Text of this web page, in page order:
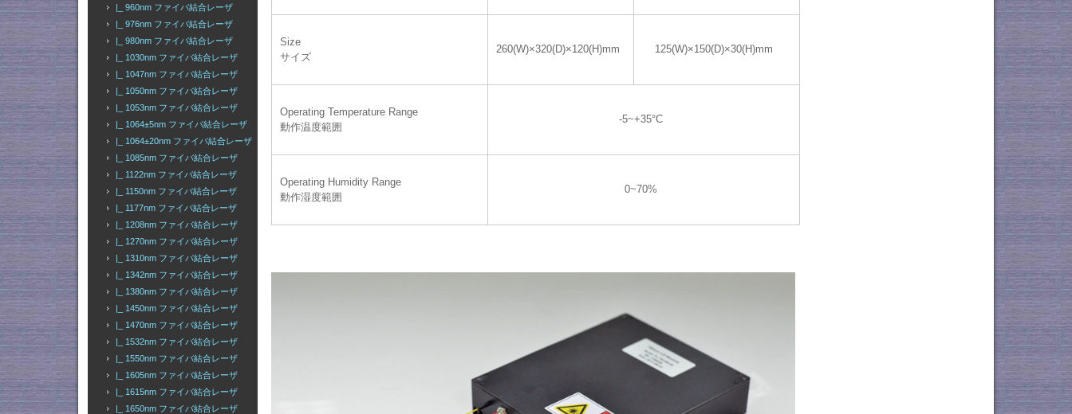
|_ 960nm ファイバ結合レーザ
|_ 976nm ファイバ結合レーザ
|_ 980nm ファイバ結合レーザ
|_ 1030nm ファイバ結合レーザ
|_ 1047nm ファイバ結合レーザ
|_ 1050nm ファイバ結合レーザ
|_ 1053nm ファイバ結合レーザ
|_ 1064±5nm ファイバ結合レーザ
|_ 1064±20nm ファイバ結合レーザ
|_ 1085nm ファイバ結合レーザ
|_ 1122nm ファイバ結合レーザ
|_ 1150nm ファイバ結合レーザ
|_ 1177nm ファイバ結合レーザ
|_ 1208nm ファイバ結合レーザ
|_ 1270nm ファイバ結合レーザ
|_ 1310nm ファイバ結合レーザ
|_ 1342nm ファイバ結合レーザ
|_ 1380nm ファイバ結合レーザ
|_ 1450nm ファイバ結合レーザ
|_ 1470nm ファイバ結合レーザ
|_ 1532nm ファイバ結合レーザ
|_ 1550nm ファイバ結合レーザ
|_ 1605nm ファイバ結合レーザ
|_ 1615nm ファイバ結合レーザ
|_ 1650nm ファイバ結合レーザ
Size
サイズ
260(W)×320(D)×120(H)mm 125(W)×150(D)×30(H)mm
Operating Temperature Range
動作温度範囲
-5~+35°C
Operating Humidity Range
動作湿度範囲
0~70%